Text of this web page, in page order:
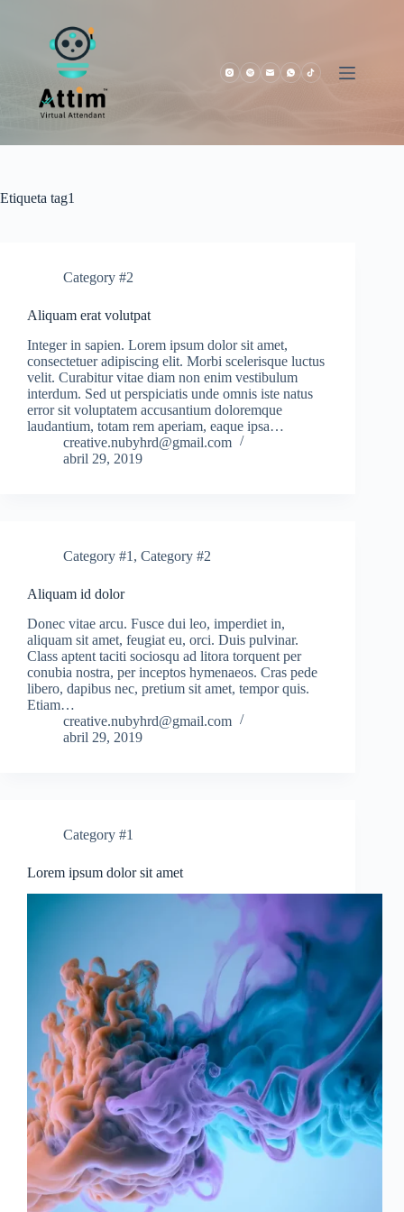
contenido
Etiqueta tag1
Category #2
Aliquam erat volutpat
Integer in sapien. Lorem ipsum dolor sit amet,
consectetuer adipiscing elit. Morbi scelerisque luctus
velit. Curabitur vitae diam non enim vestibulum
interdum. Sed ut perspiciatis unde omnis iste natus
error sit voluptatem accusantium doloremque
laudantium, totam rem aperiam, eaque ipsa…
creative.nubyhrd@gmail.com
abril 29, 2019
Category #1 , Category #2
Aliquam id dolor
Donec vitae arcu. Fusce dui leo, imperdiet in,
aliquam sit amet, feugiat eu, orci. Duis pulvinar.
Class aptent taciti sociosqu ad litora torquent per
conubia nostra, per inceptos hymenaeos. Cras pede
libero, dapibus nec, pretium sit amet, tempor quis.
Etiam…
creative.nubyhrd@gmail.com
abril 29, 2019
Category #1
Lorem ipsum dolor sit amet